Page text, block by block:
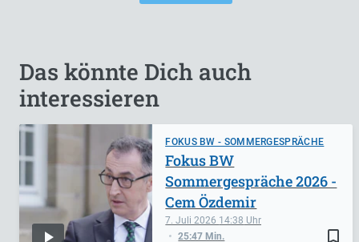
Das könnte Dich auch
interessieren
FOKUS BW - SOMMERGESPRÄCHE
bookmark_border
7. Juli 2026 14:38
25:47 Min.
Fokus BW
Sommergespräche 2026 -
Cem Özdemir